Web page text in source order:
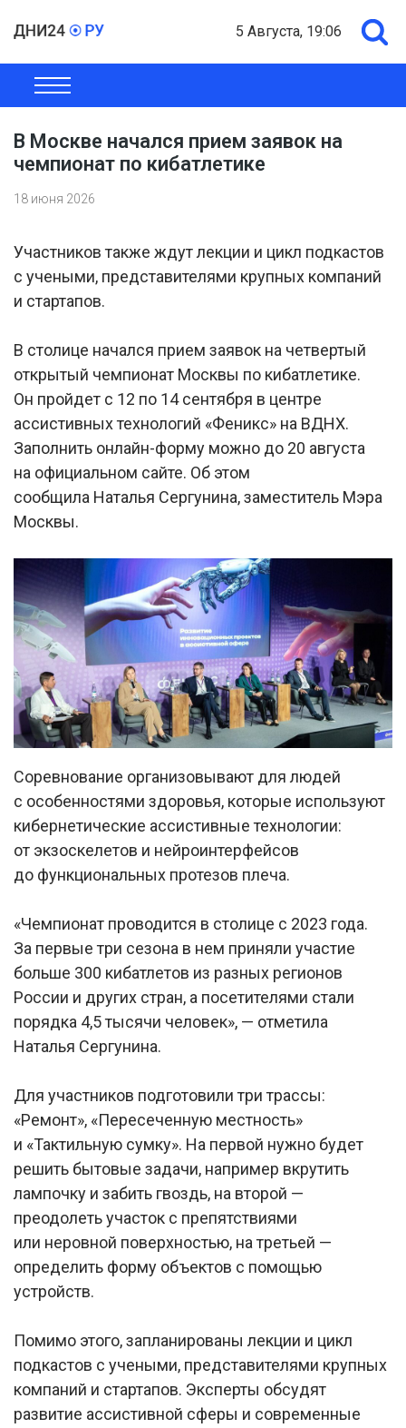
5 Августа, 19:06
ОБЩЕСТВО
В Москве начался прием заявок на
чемпионат по кибатлетике
18 июня 2026
Участников также ждут лекции и цикл подкастов
с учеными, представителями крупных компаний
и стартапов.
В столице начался прием заявок на четвертый
открытый чемпионат Москвы по кибатлетике.
Он пройдет с 12 по 14 сентября в центре
ассистивных технологий «Феникс» на ВДНХ.
Заполнить онлайн-форму можно до 20 августа
на официальном сайте. Об этом
сообщила Наталья Сергунина, заместитель Мэра
Москвы.
Соревнование организовывают для людей
с особенностями здоровья, которые используют
кибернетические ассистивные технологии:
от экзоскелетов и нейроинтерфейсов
до функциональных протезов плеча.
«Чемпионат проводится в столице с 2023 года.
За первые три сезона в нем приняли участие
больше 300 кибатлетов из разных регионов
России и других стран, а посетителями стали
порядка 4,5 тысячи человек», — отметила
Наталья Сергунина.
Для участников подготовили три трассы:
«Ремонт», «Пересеченную местность»
и «Тактильную сумку». На первой нужно будет
решить бытовые задачи, например вкрутить
лампочку и забить гвоздь, на второй —
преодолеть участок с препятствиями
или неровной поверхностью, на третьей —
определить форму объектов с помощью
устройств.
Помимо этого, запланированы лекции и цикл
подкастов с учеными, представителями крупных
компаний и стартапов. Эксперты обсудят
развитие ассистивной сферы и современные